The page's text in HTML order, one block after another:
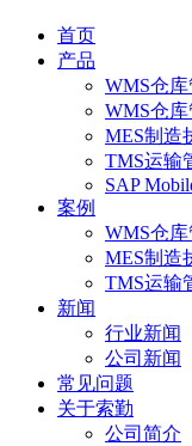
首页
产品
WMS仓库
WMS仓库
MES制造
TMS运输
SAP
案例
WMS仓
MES制造
TMS运输
新闻
行业新闻
公司新闻
常见问题
关于索勤
公司简介